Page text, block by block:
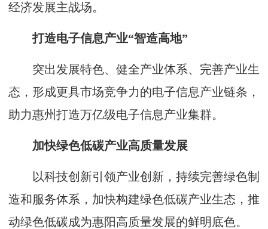
经济发展主战场。
打造电子信息产业“智造高地”
突出发展特色、健全产业体系、完善产业生
态，形成更具市场竞争力的电子信息产业链条，
助力惠州打造万亿级电子信息产业集群。
加快绿色低碳产业高质量发展
以科技创新引领产业创新，持续完善绿色制
造和服务体系，加快构建绿色低碳产业生态，推
动绿色低碳成为惠阳高质量发展的鲜明底色。